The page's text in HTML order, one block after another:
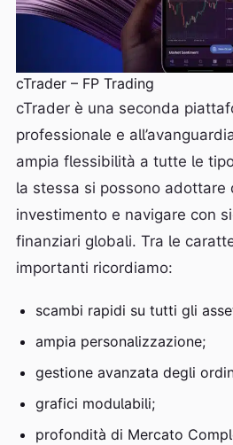
cTrader – FP Trading
cTrader è una seconda
professionale e
ampia flessibilità a tutte le
la stessa si possono adottare
investimento e navigare con
finanziari globali. Tra le
importanti ricordiamo:
scambi rapidi su tutti gli
ampia personalizzazione;
gestione avanzata degli
grafici modulabili;
profondità di Mercato